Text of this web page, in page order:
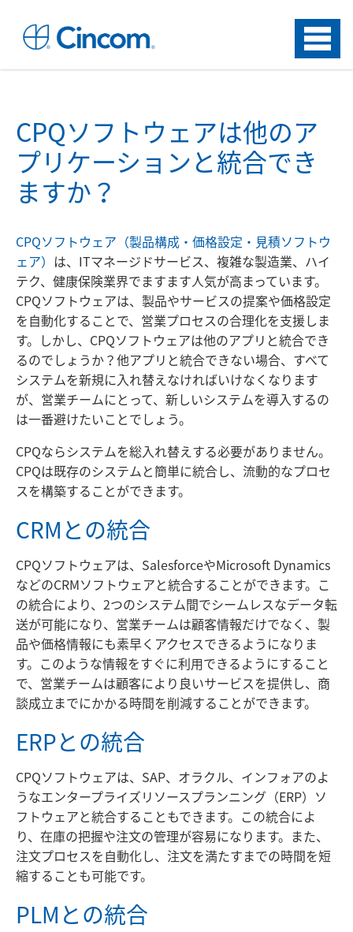
Menu
CPQソフトウェアは他のア
プリケーションと統合でき
ますか？
CPQソフトウェア（製品構成・価格設定・見積ソフトウ
ェア） は、ITマネージドサービス、複雑な製造業、ハイ
テク、健康保険業界でますます人気が高まっています。
CPQソフトウェアは、製品やサービスの提案や価格設定
を自動化することで、営業プロセスの合理化を支援しま
す。しかし、CPQソフトウェアは他のアプリと統合でき
るのでしょうか？他アプリと統合できない場合、すべて
システムを新規に入れ替えなければいけなくなります
が、営業チームにとって、新しいシステムを導入するの
は一番避けたいことでしょう。
CPQならシステムを総入れ替えする必要がありません。
CPQは既存のシステムと簡単に統合し、流動的なプロセ
スを構築することができます。
CRMとの統合
CPQソフトウェアは、SalesforceやMicrosoft Dynamics
などのCRMソフトウェアと統合することができます。こ
の統合により、2つのシステム間でシームレスなデータ転
送が可能になり、営業チームは顧客情報だけでなく、製
品や価格情報にも素早くアクセスできるようになりま
す。このような情報をすぐに利用できるようにすること
で、営業チームは顧客により良いサービスを提供し、商
談成立までにかかる時間を削減することができます。
ERPとの統合
CPQソフトウェアは、SAP、オラクル、インフォアのよ
うなエンタープライズリソースプランニング（ERP）ソ
フトウェアと統合することもできます。この統合によ
り、在庫の把握や注文の管理が容易になります。また、
注文プロセスを自動化し、注文を満たすまでの時間を短
縮することも可能です。
PLMとの統合